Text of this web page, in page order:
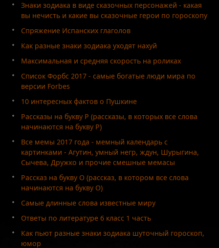
Знаки зодиака в виде сказочных персонажей - какая
вы нечисть и какие вы сказочные герои по гороскопу
Спряжение Испанских глаголов
Как разные знаки зодиака уходят нахуй
Максимальная и средняя скорость на роликах
Список Форбс 2017 - самые богатые люди мира по
версии Forbes
10 интересных фактов о Пушкине
Рассказы на букву Р (рассказы, в которых все слова
начинаются на букву Р)
Все мемы 2017 года - мемный календарь с
картинками - Агутин, умный негр, ждун, Шурыгина,
Сычева, Дружко и прочие смешные мемасы
Рассказ на букву О (рассказ, в котором все слова
начинаются на букву О)
Самые длинные слова известные миру
Ответы по литературе 6 класс 1 часть
Как пьют разные знаки зодиака шуточный гороскоп,
юмор